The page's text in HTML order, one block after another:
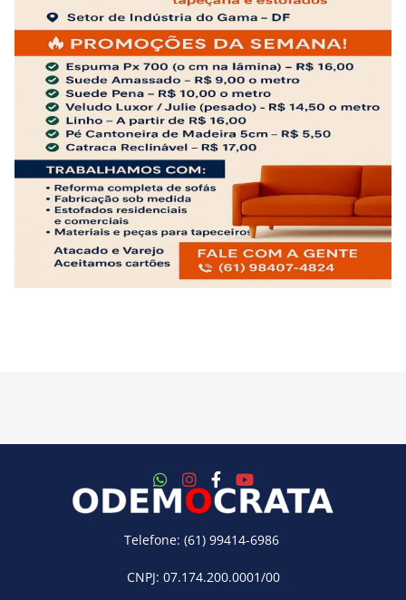
Telefone: (61) 99414-6986
CNPJ: 07.174.200.0001/00